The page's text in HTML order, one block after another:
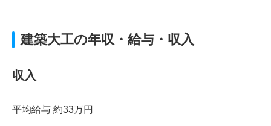
建築大工の年収・給与・収入
収入
平均給与 約33万円